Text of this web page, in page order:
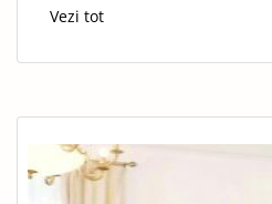
Vezi tot